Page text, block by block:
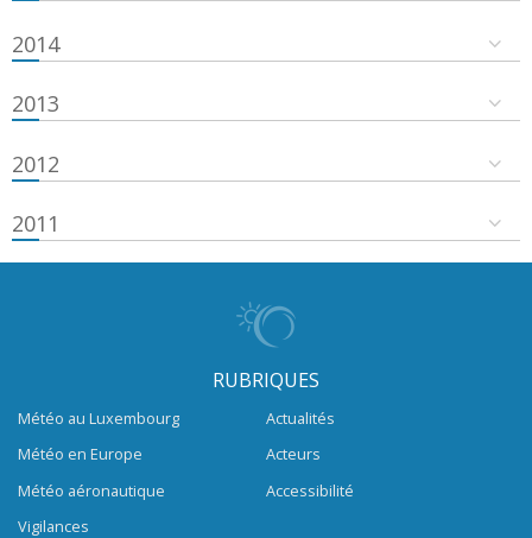
2014
2013
2012
2011
RUBRIQUES
Météo au Luxembourg
Météo en Europe
Météo aéronautique
Vigilances
Actualités
Acteurs
Accessibilité